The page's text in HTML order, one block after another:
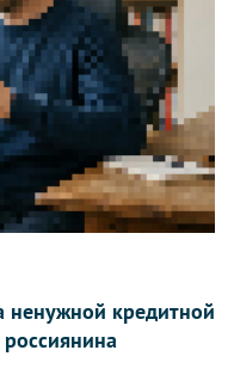
ненужной кредитной